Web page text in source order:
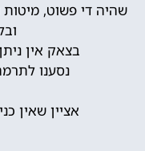
שהיה די פשוט,
בצאק אין
נסענו
אציין שאין